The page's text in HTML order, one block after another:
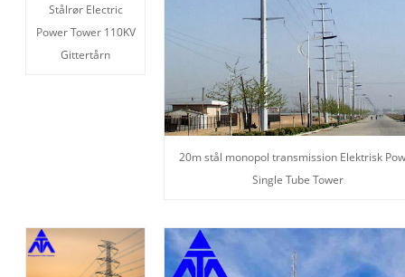
Stålrør Electric
Power Tower 110KV
Gittertårn
20m stål monopol transmission Elektrisk
Single Tube Tower